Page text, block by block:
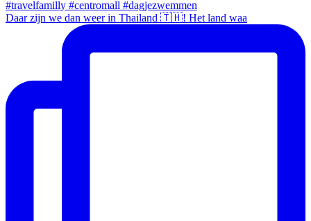
Daar zijn we dan weer in Thailand 🇹🇭! Het land waa